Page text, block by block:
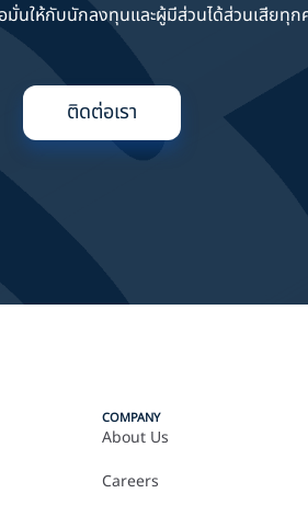
มั่นให้กับนักลงทุนและผู้มีส่วนได้ส่วนเสียทุก
ติดต่อเรา
COMPANY
About Us
Careers